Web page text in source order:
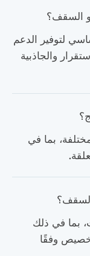
السقف؟
لتوفير الدعم
والجاذبية
بما في
بما في ذلك
وفقًا